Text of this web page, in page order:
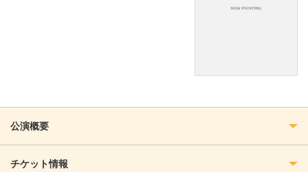
公演概要
チケット情報